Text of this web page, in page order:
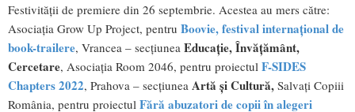
Festivității de premiere din 26 septembrie. Acestea au mers către:
Asociația Grow Up Project, pentru Boovie, festival internațional de
book-trailere, Vrancea – secțiunea Educație, Învățământ,
Cercetare, Asociația Room 2046, pentru proiectul F-SIDES
Chapters 2022, Prahova – secțiunea Artă și Cultură, Salvați Copiii
România, pentru proiectul Fără abuzatori de copii în alegeri